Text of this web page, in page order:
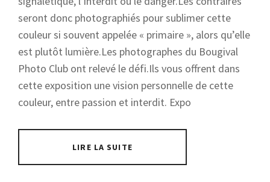
seront donc photographiés pour sublimer cette
couleur si souvent appelée « primaire », alors qu’elle
est plutôt lumière.Les photographes du Bougival
Photo Club ont relevé le défi.Ils vous offrent dans
cette exposition une vision personnelle de cette
couleur, entre passion et interdit. Expo
LIRE LA SUITE